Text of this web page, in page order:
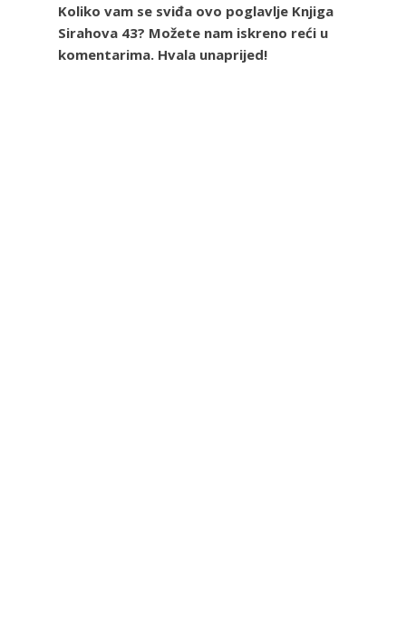
Koliko vam se sviđa ovo poglavlje Knjiga
Sirahova 43? Možete nam iskreno reći u
komentarima. Hvala unaprijed!